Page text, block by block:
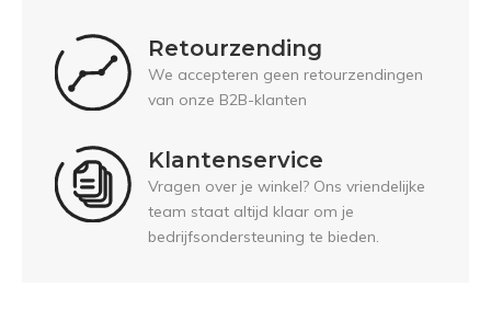
Retourzending
We accepteren geen retourzendingen
van onze B2B-klanten
Klantenservice
Vragen over je winkel? Ons vriendelijke
team staat altijd klaar om je
bedrijfsondersteuning te bieden.